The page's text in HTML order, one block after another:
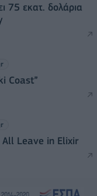
75 εκατ. δολάρια
Coast”
Leave in Elixir